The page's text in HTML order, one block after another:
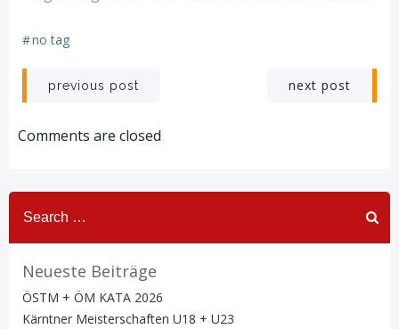
#no tag
Post
navigation
previous post next post
Comments are closed
Search
for:
Neueste Beiträge
ÖSTM + ÖM KATA 2026
Kärntner Meisterschaften U18 + U23